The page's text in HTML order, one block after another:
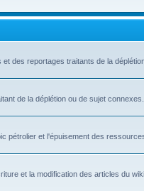
des reportages traitants de la
de la déplétion ou de sujet connexes.
pétrolier et l'épuisement des
et la modification des articles du